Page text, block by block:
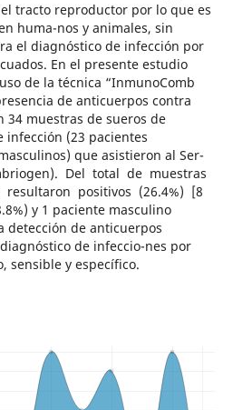
tracto reproductor por lo que es
huma-nos y animales, sin
el diagnóstico de infección por
En el presente estudio
de la técnica “InmunoComb
de anticuerpos contra
34 muestras de sueros de
infección (23 pacientes
que asistieron al Ser-
Del total de muestras
positivos (26.4%) [8
y 1 paciente masculino
detección de anticuerpos
de infeccio-nes por
sensible y específico.